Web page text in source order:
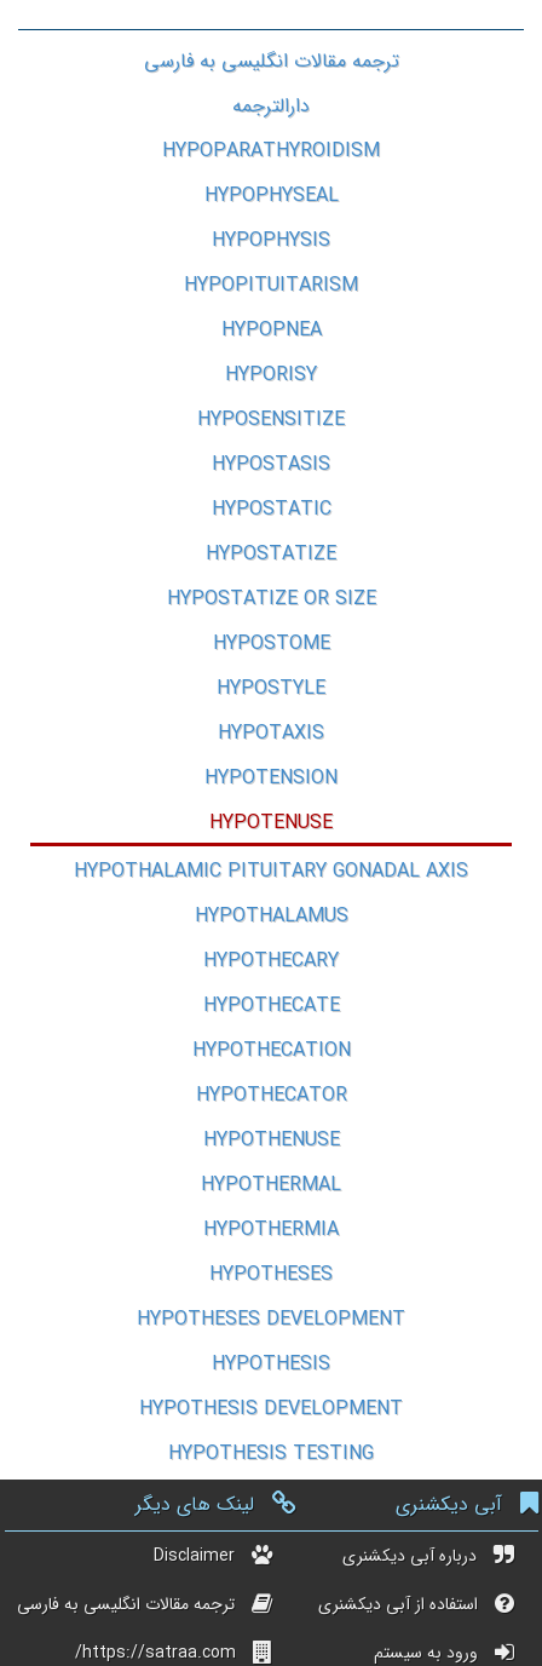
ترجمه مقالات انگلیسی به فارسی
دارالترجمه
HYPOPARATHYROIDISM
HYPOPHYSEAL
HYPOPHYSIS
HYPOPITUITARISM
HYPOPNEA
HYPORISY
HYPOSENSITIZE
HYPOSTASIS
HYPOSTATIC
HYPOSTATIZE
HYPOSTATIZE OR SIZE
HYPOSTOME
HYPOSTYLE
HYPOTAXIS
HYPOTENSION
HYPOTENUSE
HYPOTHALAMIC PITUITARY GONADAL AXIS
HYPOTHALAMUS
HYPOTHECARY
HYPOTHECATE
HYPOTHECATION
HYPOTHECATOR
HYPOTHENUSE
HYPOTHERMAL
HYPOTHERMIA
HYPOTHESES
HYPOTHESES DEVELOPMENT
HYPOTHESIS
HYPOTHESIS DEVELOPMENT
HYPOTHESIS TESTING
آبی دیکشنری
درباره آبی دیکشنری
استفاده از آبی دیکشنری
ورود به سیستم
لینک های دیگر
Disclaimer
ترجمه مقالات انگلیسی به فارسی
https://satraa.com/